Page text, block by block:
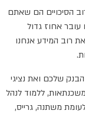
הסיכויים הם שאתם
אחוז גדול
רוב המידע אנחנו
שלכם ואת נציגי
ללמוד לנהל
משתנה, גרייס,